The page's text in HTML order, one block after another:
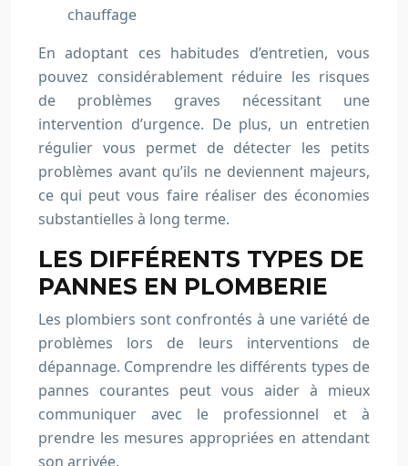
chauffage
En adoptant ces habitudes d’entretien, vous
pouvez considérablement réduire les risques
de problèmes graves nécessitant une
intervention d’urgence. De plus, un entretien
régulier vous permet de détecter les petits
problèmes avant qu’ils ne deviennent majeurs,
ce qui peut vous faire réaliser des économies
substantielles à long terme.
LES DIFFÉRENTS TYPES DE
PANNES EN PLOMBERIE
Les plombiers sont confrontés à une variété de
problèmes lors de leurs interventions de
dépannage. Comprendre les différents types de
pannes courantes peut vous aider à mieux
communiquer avec le professionnel et à
prendre les mesures appropriées en attendant
son arrivée.